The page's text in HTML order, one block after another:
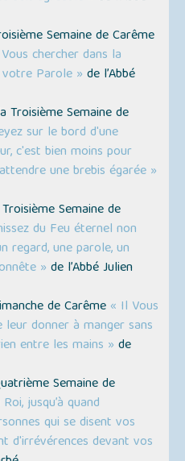
Semaine de Carême
chercher dans la
Parole » de l’Abbé
Troisième Semaine de
sur le bord d'une
c'est bien moins pour
une brebis égarée »
Semaine de
du Feu éternel non
regard, une parole, un
» de l’Abbé Julien
de Carême « Il Vous
leur donner à manger sans
entre les mains » de
Semaine de
jusqu’à quand
qui se disent vos
d'irrévérences devant vos